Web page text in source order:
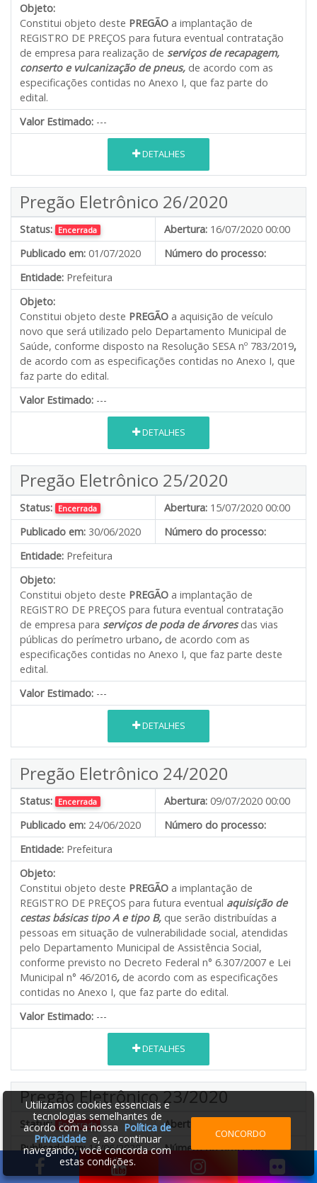
Objeto:
Constitui objeto deste PREGÃO a implantação de
REGISTRO DE PREÇOS para futura eventual contratação
de empresa para realização de serviços de recapagem,
conserto e vulcanização de pneus, de acordo com as
especificações contidas no Anexo I, que faz parte do
edital.
Valor Estimado: ---
DETALHES
Pregão Eletrônico 26/2020
Status: Encerrada Abertura: 16/07/2020 00:00
Publicado em: 01/07/2020
Número do processo:
Entidade: Prefeitura
Objeto:
Constitui objeto deste PREGÃO a aquisição de veículo
novo que será utilizado pelo Departamento Municipal de
Saúde, conforme disposto na Resolução SESA nº 783/2019,
de acordo com as especificações contidas no Anexo I, que
faz parte do edital.
Valor Estimado: ---
DETALHES
Pregão Eletrônico 25/2020
Status: Encerrada Abertura: 15/07/2020 00:00
Publicado em: 30/06/2020
Número do processo:
Entidade: Prefeitura
Objeto:
Constitui objeto deste PREGÃO a implantação de
REGISTRO DE PREÇOS para futura eventual contratação
de empresa para serviços de poda de árvoresdas vias
públicas do perímetro urbano, de acordo com as
especificações contidas no Anexo I, que faz parte deste
edital.
Valor Estimado: ---
DETALHES
Pregão Eletrônico 24/2020
Status: Encerrada Abertura: 09/07/2020 00:00
Publicado em: 24/06/2020
Número do processo:
Entidade: Prefeitura
Objeto:
Constitui objeto deste PREGÃO a implantação de
REGISTRO DE PREÇOS para futura eventual aquisição de
cestas básicas tipo A e tipo B, que serão distribuídas a
pessoas em situação de vulnerabilidade social, atendidas
pelo Departamento Municipal de Assistência Social,
conforme previsto no Decreto Federal n° 6.307/2007 e Lei
Municipal n° 46/2016, de acordo com as especificações
contidas no Anexo I, que faz parte do edital.
Valor Estimado: ---
DETALHES
Pregão Eletrônico 23/2020
Status: Encerrada Abertura:
Publicado em:16/06/2020
Número do processo:
Entidade:
Prefeitura
Utilizamos cookies essenciais e
tecnologias semelhantes de
acordo com a nossa Política de
Privacidadee, ao continuar
navegando, você concorda com
estas condições.
CONCORDO